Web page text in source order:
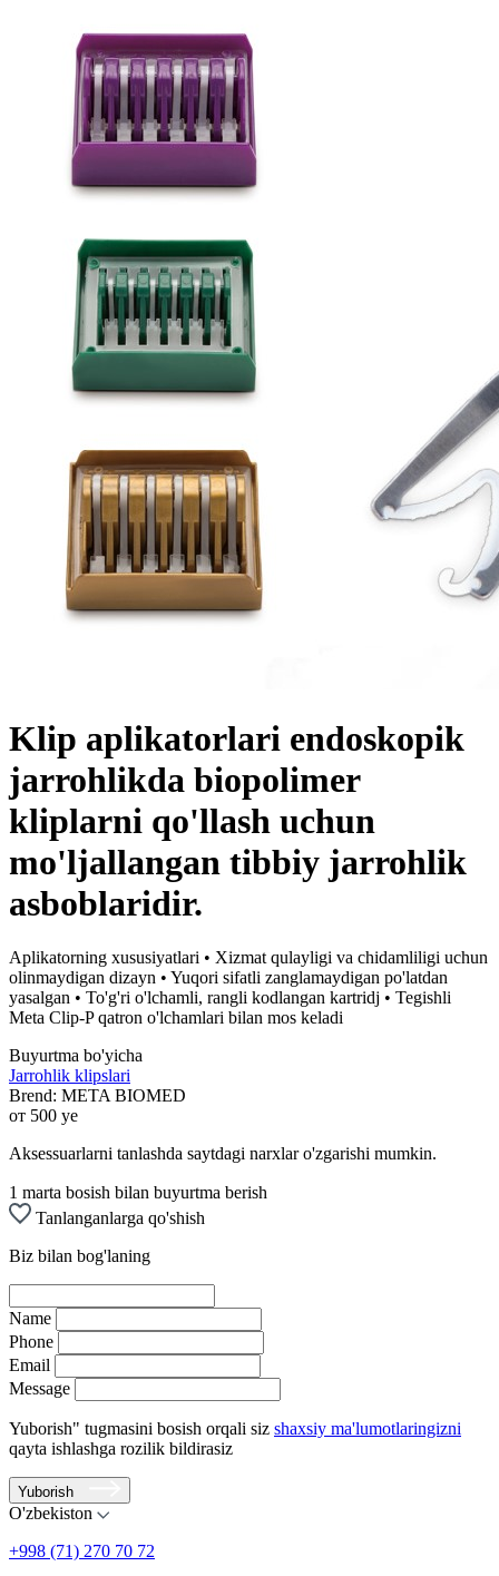
Klip aplikatorlari endoskopik
jarrohlikda biopolimer
kliplarni qo'llash uchun
mo'ljallangan tibbiy jarrohlik
asboblaridir.
Aplikatorning xususiyatlari • Xizmat qulayligi va chidamliligi uchun
olinmaydigan dizayn • Yuqori sifatli zanglamaydigan po'latdan
yasalgan • To'g'ri o'lchamli, rangli kodlangan kartridj • Tegishli
Meta Clip-P qatron o'lchamlari bilan mos keladi
Buyurtma bo'yicha
Jarrohlik klipslari
Brend: META BIOMED
от 500 ye
Aksessuarlarni tanlashda saytdagi narxlar o'zgarishi mumkin.
1 marta bosish bilan buyurtma berish
Tanlanganlarga qo'shish
Biz bilan bog'laning
Name
Phone
Email
Message
Yuborish" tugmasini bosish orqali siz shaxsiy ma'lumotlaringizni
qayta ishlashga rozilik bildirasiz
Yuborish
O'zbekiston
+998 (71) 270 70 72